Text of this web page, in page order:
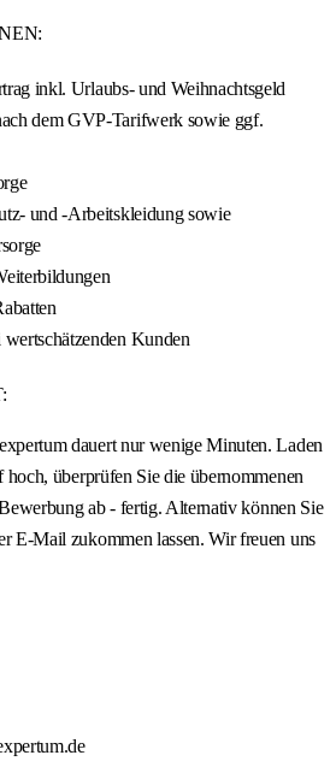
inkl. Urlaubs- und Weihnachtsgeld
dem GVP-Tarifwerk sowie ggf.
und -Arbeitskleidung sowie
wertschätzenden Kunden
dauert nur wenige Minuten. Laden
überprüfen Sie die übernommenen
ab - fertig. Alternativ können Sie
E-Mail zukommen lassen. Wir freuen uns